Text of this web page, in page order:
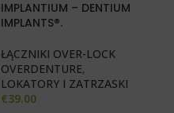
IMPLANTIUM – DENTIUM
IMPLANTS®.
ŁĄCZNIKI OVER-LOCK
OVERDENTURE,
LOKATORY I ZATRZASKI
€39.00